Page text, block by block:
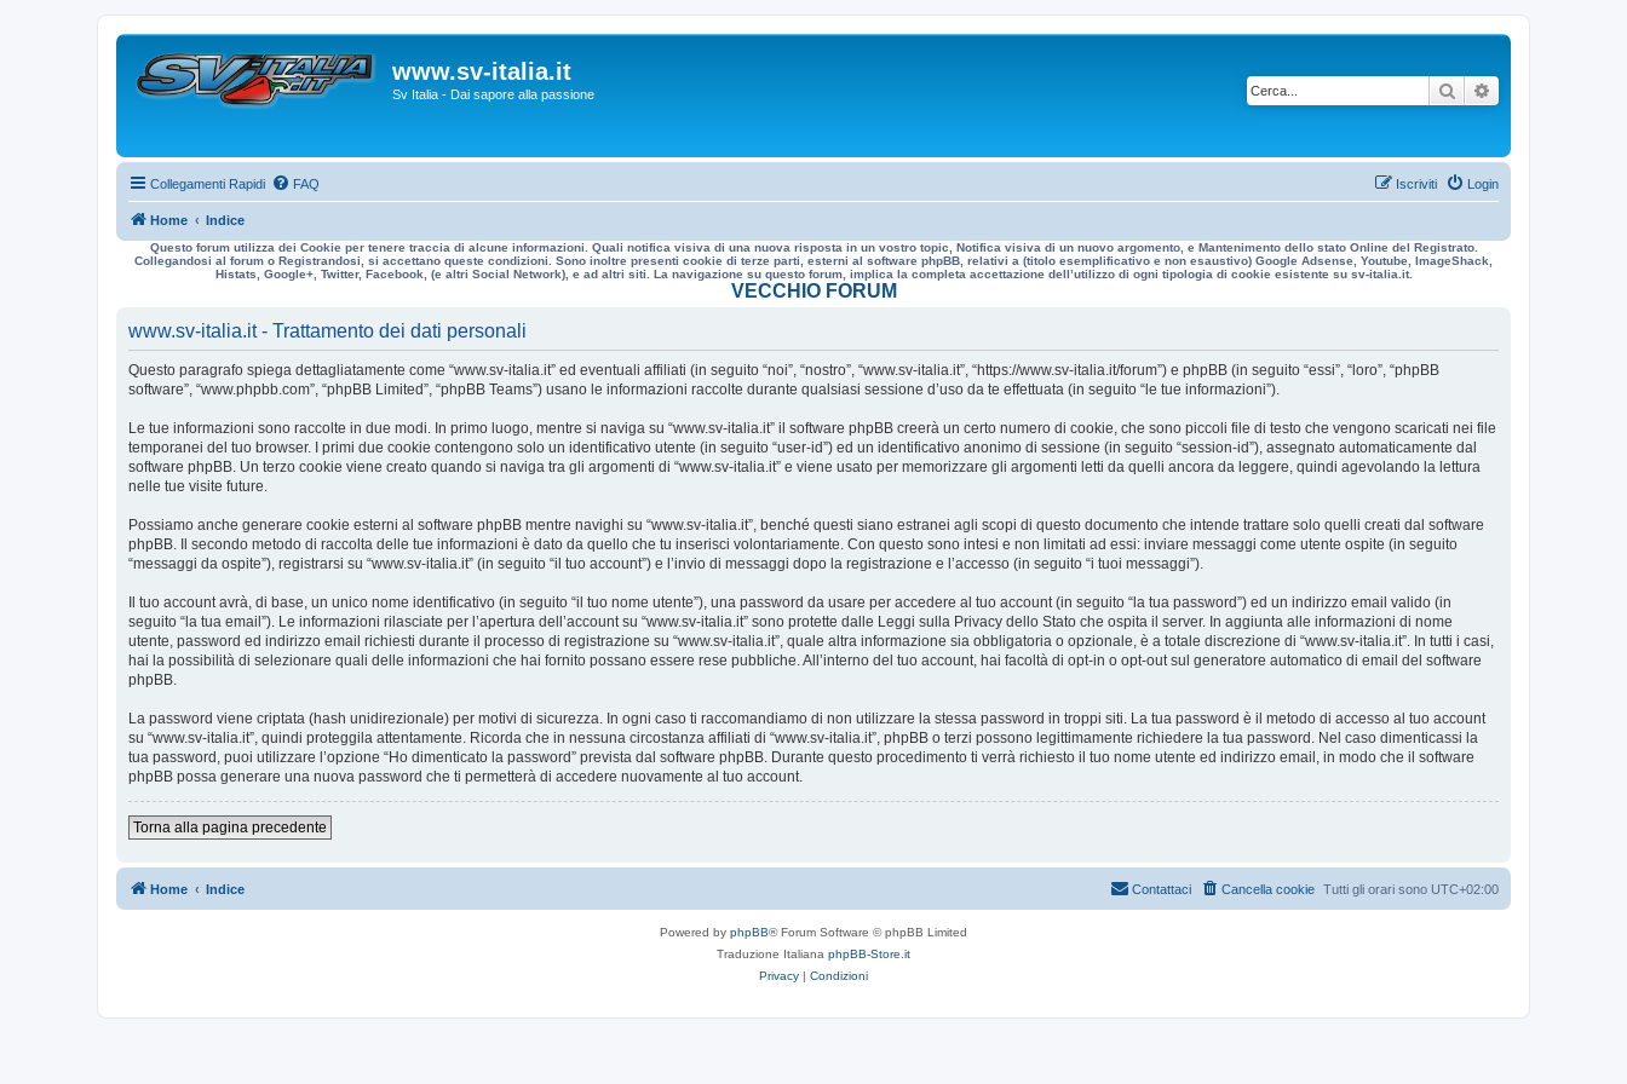
www.sv-italia.it
Sv Italia - Dai sapore alla passione Cerca
Collegamenti Rapidi FAQ Login
Iscriviti
Home Indice
Questo forum utilizza dei Cookie per tenere traccia di alcune informazioni. Quali notifica visiva di una nuova risposta in un vostro topic, Notifica visiva di un nuovo argomento, e Mantenimento dello stato Online del Registrato.
Collegandosi al forum o Registrandosi, si accettano queste condizioni. Sono inoltre presenti cookie di terze parti, esterni al software phpBB, relativi a (titolo esemplificativo e non esaustivo) Google Adsense, Youtube, ImageShack,
Histats, Google+, Twitter, Facebook, (e altri Social Network), e ad altri siti. La navigazione su questo forum, implica la completa accettazione dell’utilizzo di ogni tipologia di cookie esistente su sv-italia.it.
VECCHIO FORUM
www.sv-italia.it - Trattamento dei dati personali
Questo paragrafo spiega dettagliatamente come “www.sv-italia.it” ed eventuali affiliati (in seguito “noi”, “nostro”, “www.sv-italia.it”, “https://www.sv-italia.it/forum”) e phpBB (in seguito “essi”, “loro”, “phpBB
software”, “www.phpbb.com”, “phpBB Limited”, “phpBB Teams”) usano le informazioni raccolte durante qualsiasi sessione d’uso da te effettuata (in seguito “le tue informazioni”).
Le tue informazioni sono raccolte in due modi. In primo luogo, mentre si naviga su “www.sv-italia.it” il software phpBB creerà un certo numero di cookie, che sono piccoli file di testo che vengono scaricati nei file
temporanei del tuo browser. I primi due cookie contengono solo un identificativo utente (in seguito “user-id”) ed un identificativo anonimo di sessione (in seguito “session-id”), assegnato automaticamente dal
software phpBB. Un terzo cookie viene creato quando si naviga tra gli argomenti di “www.sv-italia.it” e viene usato per memorizzare gli argomenti letti da quelli ancora da leggere, quindi agevolando la lettura
nelle tue visite future.
Possiamo anche generare cookie esterni al software phpBB mentre navighi su “www.sv-italia.it”, benché questi siano estranei agli scopi di questo documento che intende trattare solo quelli creati dal software
phpBB. Il secondo metodo di raccolta delle tue informazioni è dato da quello che tu inserisci volontariamente. Con questo sono intesi e non limitati ad essi: inviare messaggi come utente ospite (in seguito
“messaggi da ospite”), registrarsi su “www.sv-italia.it” (in seguito “il tuo account”) e l’invio di messaggi dopo la registrazione e l’accesso (in seguito “i tuoi messaggi”).
Il tuo account avrà, di base, un unico nome identificativo (in seguito “il tuo nome utente”), una password da usare per accedere al tuo account (in seguito “la tua password”) ed un indirizzo email valido (in
seguito “la tua email”). Le informazioni rilasciate per l’apertura dell’account su “www.sv-italia.it” sono protette dalle Leggi sulla Privacy dello Stato che ospita il server. In aggiunta alle informazioni di nome
utente, password ed indirizzo email richiesti durante il processo di registrazione su “www.sv-italia.it”, quale altra informazione sia obbligatoria o opzionale, è a totale discrezione di “www.sv-italia.it”. In tutti i casi,
hai la possibilità di selezionare quali delle informazioni che hai fornito possano essere rese pubbliche. All’interno del tuo account, hai facoltà di opt-in o opt-out sul generatore automatico di email del software
phpBB.
La password viene criptata (hash unidirezionale) per motivi di sicurezza. In ogni caso ti raccomandiamo di non utilizzare la stessa password in troppi siti. La tua password è il metodo di accesso al tuo account
su “www.sv-italia.it”, quindi proteggila attentamente. Ricorda che in nessuna circostanza affiliati di “www.sv-italia.it”, phpBB o terzi possono legittimamente richiedere la tua password. Nel caso dimenticassi la
tua password, puoi utilizzare l’opzione “Ho dimenticato la password” prevista dal software phpBB. Durante questo procedimento ti verrà richiesto il tuo nome utente ed indirizzo email, in modo che il software
phpBB possa generare una nuova password che ti permetterà di accedere nuovamente al tuo account.
Torna alla pagina precedente
Home Indice Tutti gli orari sono UTC+02:00
Cancella cookie
Contattaci
Powered by phpBB® Forum Software © phpBB Limited
Traduzione Italiana phpBB-Store.it
Privacy | Condizioni